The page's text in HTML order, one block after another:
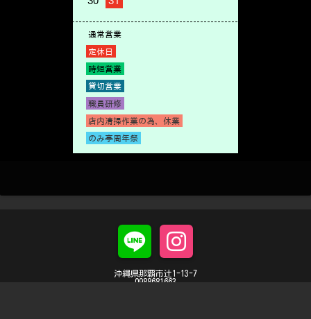
沖縄県那覇市辻1-13-7
0988681663